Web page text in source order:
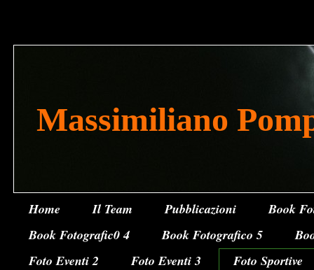
Massimiliano
Home Il Team Pubblicazioni
Book
Book Fotografic0 4
Book Fotografico 5
Foto Eventi 2
Foto Eventi 3
Foto Sportive